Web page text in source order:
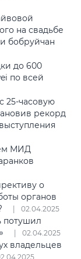
на свадьбе
бобруйчан
до 600
по всей
25-часовую
рекорд
МИД
о
органов
02.04.2025
потушил
02.04.2025
владельцев